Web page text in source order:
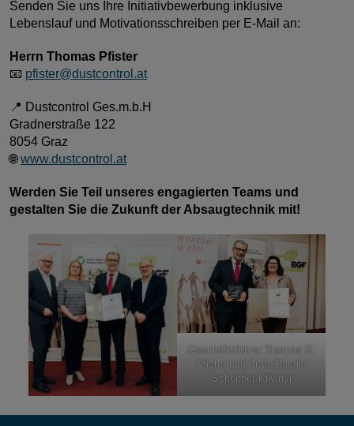
Senden Sie uns Ihre Initiativbewerbung inklusive
Lebenslauf und Motivationsschreiben per E-Mail an:
Herrn Thomas Pfister
📧 pfister@dustcontrol.at
📍 Dustcontrol Ges.m.b.H
Gradnerstraße 122
8054 Graz
🌐www.dustcontrol.at
Werden Sie Teil unseres engagierten Teams und
gestalten Sie die Zukunft der Absaugtechnik mit!
Geschäftsführer Thomas R.
Pfister und Frau Claudia
Schenner-Klivinyi